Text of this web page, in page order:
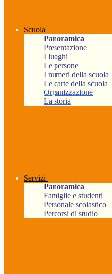
Scuola
Panoramica
Presentazione
I luoghi
Le persone
I numeri della scuola
Le carte della scuola
Organizzazione
La storia
Servizi
Panoramica
Famiglie e studenti
Personale scolastico
Percorsi di studio